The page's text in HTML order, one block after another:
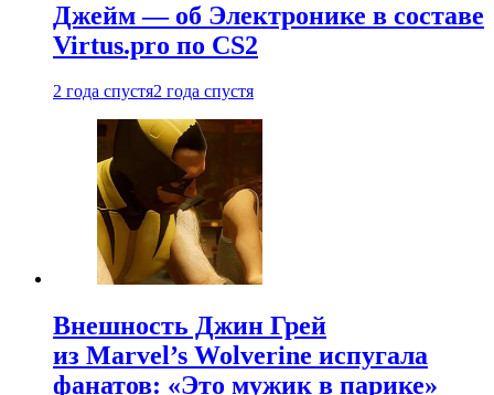
Джейм — об Электронике в составе
Virtus.pro по CS2
2 года спустя2 года спустя
Внешность Джин Грей
из Marvel’s Wolverine испугала
фанатов: «Это мужик в парике»